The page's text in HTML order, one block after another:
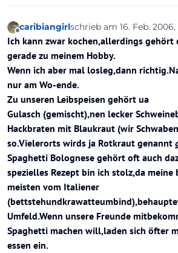
Offline
caribiangirlschrieb am 16. Feb. 2006,
zuletzt editiert von
Ich kann zwar kochen,allerdings gehört
gerade zu meinem Hobby.
Wenn ich aber mal losleg,dann
nur am Wo-ende.
Zu unseren Leibspeisen gehört ua
Gulasch (gemischt),nen lecker
Hackbraten mit Blaukraut (wir
so.Vielerorts wirds ja Rotkraut genannt
Spaghetti Bolognese gehört oft auch
spezielles Rezept bin ich stolz,da meine
meisten vom Italiener
Umfeld.Wenn unsere Freunde
Spaghetti machen will,laden sich öfter
essen ein.